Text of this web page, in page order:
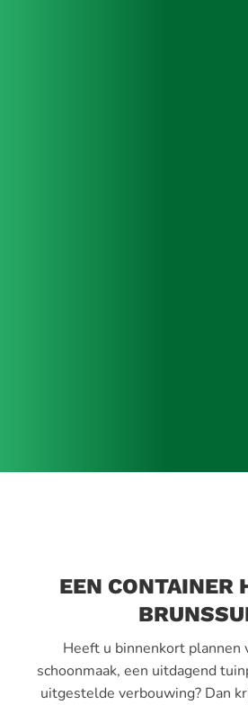
EEN CONTAINER
Heeft u binnenkort plannen
schoonmaak, een uitdagend
uitgestelde verbouwing? Dan